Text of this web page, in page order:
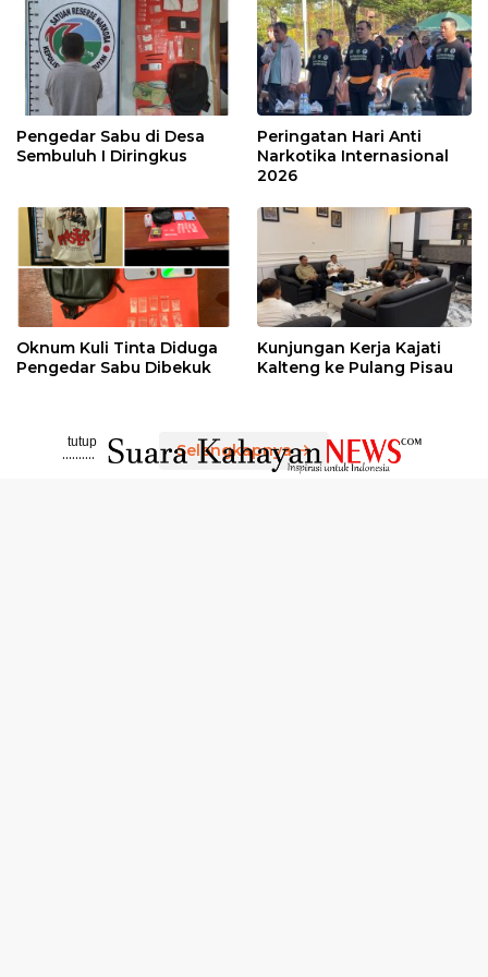
Pengedar Sabu di Desa
Sembuluh I Diringkus
Peringatan Hari Anti
Narkotika Internasional
2026
Oknum Kuli Tinta Diduga
Pengedar Sabu Dibekuk
Kunjungan Kerja Kajati
Kalteng ke Pulang Pisau
Selengkapnya
tutup
..........